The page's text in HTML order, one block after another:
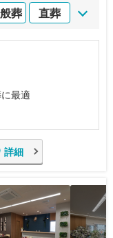
葬 直葬
最適
詳細